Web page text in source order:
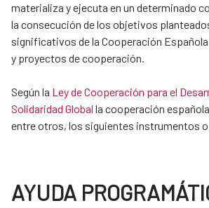
materializa y ejecuta en un determinado
la consecución de los objetivos
significativos de la Cooperación
y proyectos de cooperación.
Según la Ley de Cooperación para el
Solidaridad Global la cooperación
entre otros, los siguientes instrumentos
AYUDA